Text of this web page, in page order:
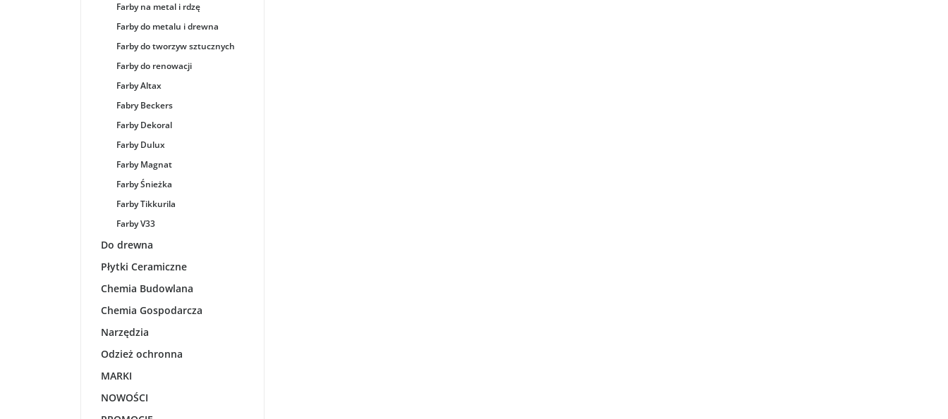
Farby na metal i rdzę
Farby do metalu i drewna
Farby do tworzyw sztucznych
Farby do renowacji
Farby Altax
Fabry Beckers
Farby Dekoral
Farby Dulux
Farby Magnat
Farby Śnieżka
Farby Tikkurila
Farby V33
Do drewna
Płytki Ceramiczne
Chemia Budowlana
Chemia Gospodarcza
Narzędzia
Odzież ochronna
MARKI
NOWOŚCI